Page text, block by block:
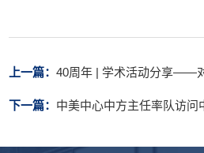
上一篇：40周年 | 学术活动分享——
下一篇： 中美中心中方主任率队访问